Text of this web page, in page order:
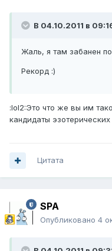
В 04.10.2011 в
Жаль, я там забанен
Рекорд :)
:lol2:Это что же вы им
кандидаты эзотерических
Цитата
SPA
Опубликовано 4